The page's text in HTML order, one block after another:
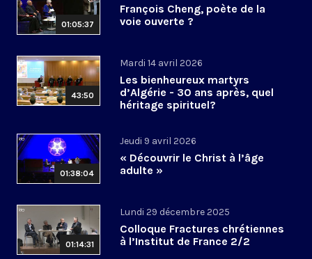
01:05:37
François Cheng, poète de la
voie ouverte ?
43:50
Mardi 14 avril 2026
Les bienheureux martyrs
d’Algérie - 30 ans après, quel
héritage spirituel?
01:38:04
Jeudi 9 avril 2026
« Découvrir le Christ à l’âge
adulte »
01:14:31
Lundi 29 décembre 2025
Colloque Fractures chrétiennes
à l’Institut de France 2/2